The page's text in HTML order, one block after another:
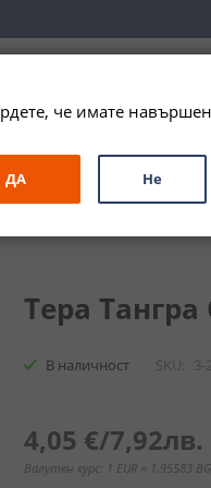
ЗА ПОДАРЪК ПРОМО
Тера
В наличност SKU 3-
4,05 €/7,92лв.
Валутен курс: 1 EUR = 1.95583
че имате
ДА Не